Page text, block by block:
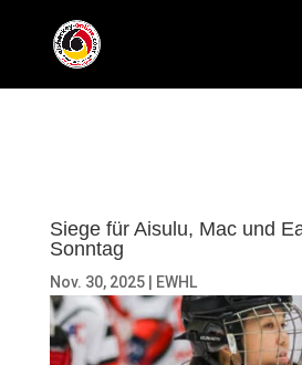
Siege für Aisulu, Mac und
Sonntag
Nov. 30, 2025| EWHL